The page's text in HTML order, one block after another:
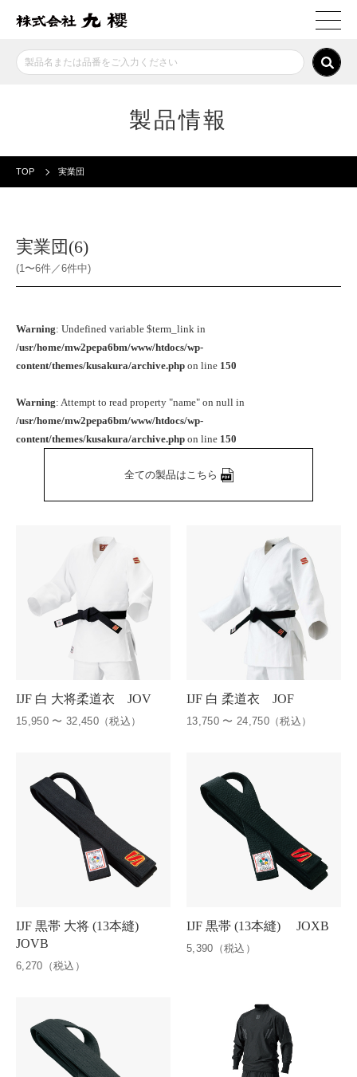
製品情報
TOP 実業団
実業団(6)
(1〜6件／6件中)
Warning: Undefined variable $term_link in
/usr/home/mw2pepa6bm/www/htdocs/wp-
content/themes/kusakura/archive.php on line 150
Warning: Attempt to read property "name" on null in
/usr/home/mw2pepa6bm/www/htdocs/wp-
content/themes/kusakura/archive.php on line 150
全ての製品はこちら
IJF 白 大将柔道衣 JOV
15,950 〜 32,450（税込）
IJF 白 柔道衣 JOF
13,750 〜 24,750（税込）
IJF 黒帯 大将 (13本縫)
JOVB
6,270（税込）
IJF 黒帯 (13本縫) JOXB
5,390（税込）